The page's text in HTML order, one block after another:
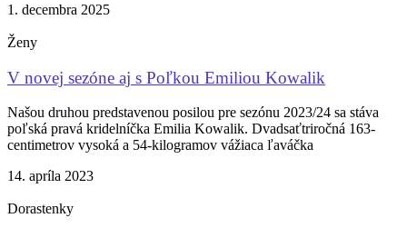
1. decembra 2025
Ženy
V novej sezóne aj s Poľkou Emiliou Kowalik
Našou druhou predstavenou posilou pre sezónu 2023/24 sa stáva
poľská pravá kridelníčka Emilia Kowalik. Dvadsaťtriročná 163-
centimetrov vysoká a 54-kilogramov vážiaca ľaváčka
14. apríla 2023
Dorastenky